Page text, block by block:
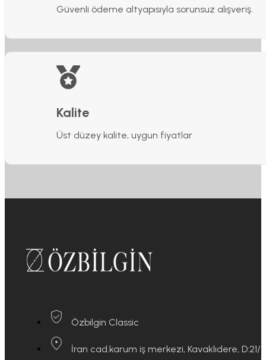
Güvenli ödeme altyapısıyla sorunsuz alışveriş.
Kalite
Üst düzey kalite, uygun fiyatlar
Özbilgin Classic
İran cad.karum iş merkezi, Kavaklıdere,